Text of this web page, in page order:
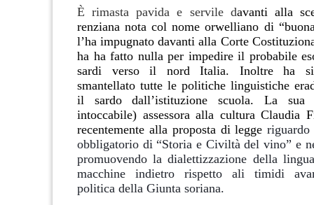
È rimasta pavida e servile davanti alla
renziana nota col nome orwelliano di
l’ha impugnato davanti alla Corte
ha ha fatto nulla per impedire il probabile
sardi verso il nord Italia. Inoltre ha
smantellato tutte le politiche linguistiche
il sardo dall’istituzione scuola. La sua
intoccabile) assessora alla cultura Claudia
recentemente alla proposta di leggeriguardo
obbligatorio di “Storia e Civiltà del vino” e
promuovendo la dialettizzazione della
macchine indietro rispetto ali timidi
politica della Giunta soriana.